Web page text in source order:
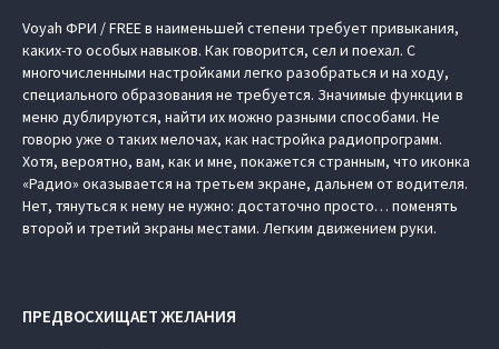
Voyah ФРИ / FREE в наименьшей степени требует привыкания,
каких-то особых навыков. Как говорится, сел и поехал. С
многочисленными настройками легко разобраться и на ходу,
специального образования не требуется. Значимые функции в
меню дублируются, найти их можно разными способами. Не
говорю уже о таких мелочах, как настройка радиопрограмм.
Хотя, вероятно, вам, как и мне, покажется странным, что иконка
«Радио» оказывается на третьем экране, дальнем от водителя.
Нет, тянуться к нему не нужно: достаточно просто… поменять
второй и третий экраны местами. Легким движением руки.
ПРЕДВОСХИЩАЕТ ЖЕЛАНИЯ